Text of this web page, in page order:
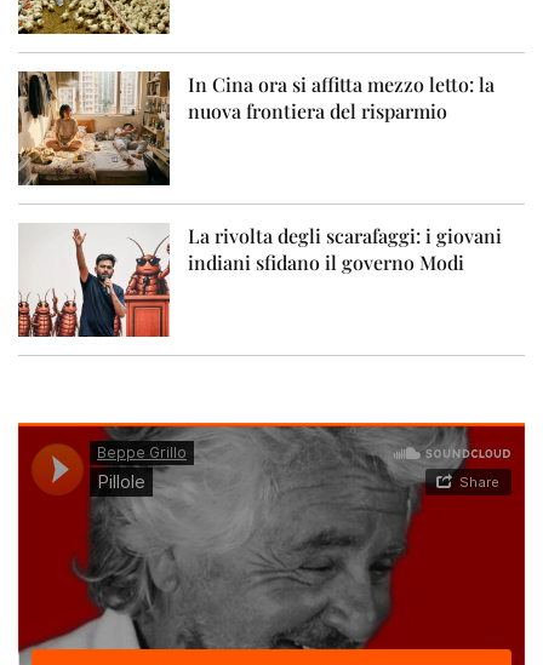
In Cina ora si affitta mezzo letto: la
nuova frontiera del risparmio
La rivolta degli scarafaggi: i giovani
indiani sfidano il governo Modi